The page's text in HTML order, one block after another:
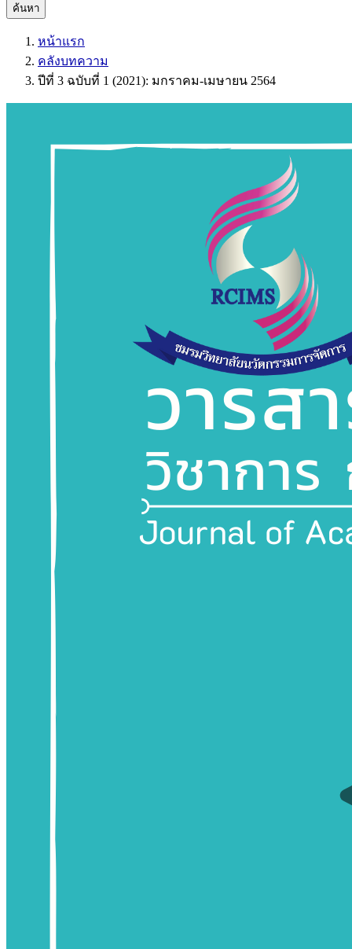
ค้นหา
หน้าแรก
คลังบทความ
ปีที่ 3 ฉบับที่ 1 (2021): มกราคม-เมษายน 2564